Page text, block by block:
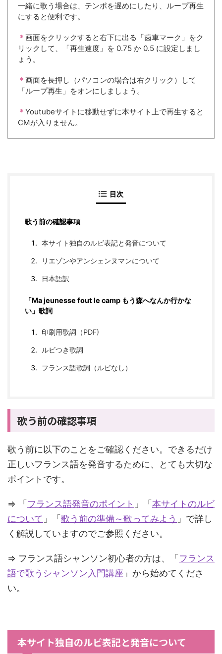
一緒に歌う場合は、テンポを遅めにしたり、ループ再生
にすると便利です。
＊ 画面をクリックすると右下に出る「歯車マーク」をク
リックして、「再生速度」を 0.75 か 0.5 に設定しまし
ょう。
＊ 画面を長押し（パソコンの場合は右クリック）して
「ループ再生」をオンにしましょう。
＊ Youtubeサイトに移動せずに本サイト上で再生すると
CMが入りません。
目次
歌う前の確認事項
本サイト独自のルビ表記と発音について
リエゾンやアンシェンヌマンについて
日本語訳
「Ma jeunesse fout le camp もう森へなんか行かな
い」歌詞
印刷用歌詞（PDF)
ルビつき歌詞
フランス語歌詞（ルビなし）
歌う前の確認事項
歌う前に以下のことをご確認ください。できるだけ
正しいフランス語を発音するために、とても大切な
ポイントです。
⇒ 「 フランス語発音のポイント 」「 本サイトのルビ
について 」「 歌う前の準備～歌ってみよう 」で詳し
く解説していますのでご参照ください。
⇒ フランス語シャンソン初心者の方は、「 フランス
語で歌うシャンソン入門講座 」から始めてくださ
い。
本サイト独自のルビ表記と発音について